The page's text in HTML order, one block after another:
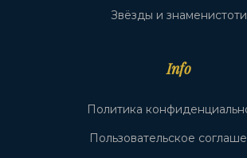
Звёзды и знаменистоти
Info
Политика
Пользовательское